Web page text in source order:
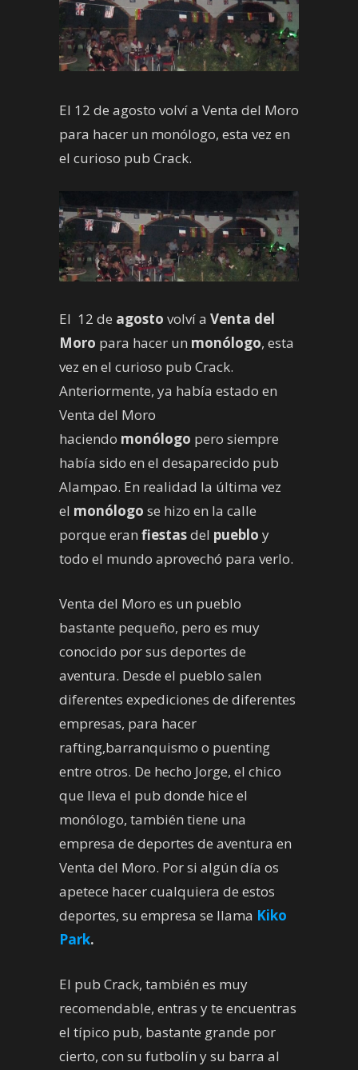
El 12 de agosto volví a Venta del Moro
para hacer un monólogo, esta vez en
el curioso pub Crack.
El 12 de agosto volví a Venta del
Moro para hacer un monólogo, esta
vez en el curioso pub Crack.
Anteriormente, ya había estado en
Venta del Moro
haciendo monólogo pero siempre
había sido en el desaparecido pub
Alampao. En realidad la última vez
el monólogo se hizo en la calle
porque eran fiestasdel pueblo y
todo el mundo aprovechó para verlo.
Venta del Moro es un pueblo
bastante pequeño, pero es muy
conocido por sus deportes de
aventura. Desde el pueblo salen
diferentes expediciones de diferentes
empresas, para hacer
rafting,barranquismo o puenting
entre otros. De hecho Jorge, el chico
que lleva el pub donde hice el
monólogo, también tiene una
empresa de deportes de aventura en
Venta del Moro. Por si algún día os
apetece hacer cualquiera de estos
deportes, su empresa se llama Kiko
Park.
El pub Crack, también es muy
recomendable, entras y te encuentras
el típico pub, bastante grande por
cierto, con su futbolín y su barra al